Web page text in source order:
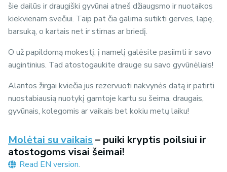
šie dailūs ir draugiški gyvūnai atneš džiaugsmo ir nuotaikos
kiekvienam svečiui. Taip pat čia galima sutikti gerves, lapę,
barsuką, o kartais net ir stirnas ar briedį.
O už papildomą mokestį, į namelį galėsite pasiimti ir savo
augintinius. Tad atostogaukite drauge su savo gyvūnėliais!
Alantos žirgai kviečia jus rezervuoti nakvynės datą ir patirti
nuostabiausią nuotykį gamtoje kartu su šeima, draugais,
gyvūnais, kolegomis ar vaikais bet kokiu metų laiku!
Molėtai su vaikais – puiki kryptis poilsiui ir
atostogoms visai šeimai!
Read EN version.